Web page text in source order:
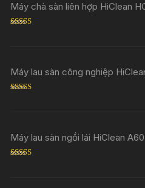
Máy chà sàn liên hợp HiClean
Máy lau sàn công nghiệp
Máy lau sàn ngồi lái HiClean